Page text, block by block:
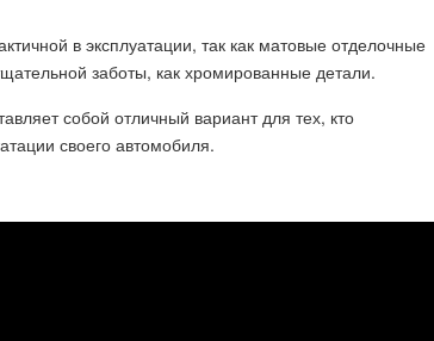
в эксплуатации, так как матовые отделочные
заботы, как хромированные детали.
собой отличный вариант для тех, кто
своего автомобиля.